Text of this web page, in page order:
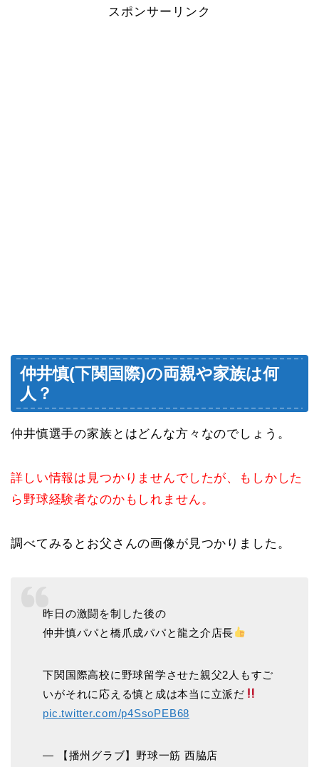
スポンサーリンク
仲井慎(下関国際)の両親や家族は何
人？
仲井慎選手の家族とはどんな方々なのでしょう。
詳しい情報は見つかりませんでしたが、もしかした
ら野球経験者なのかもしれません。
調べてみるとお父さんの画像が見つかりました。
昨日の激闘を制した後の
仲井慎パパと橋爪成パパと龍之介店長
下関国際高校に野球留学させた親父2人もすご
いがそれに応える慎と成は本当に立派だ
pic.twitter.com/p4SsoPEB68
— 【播州グラブ】野球一筋 西脇店